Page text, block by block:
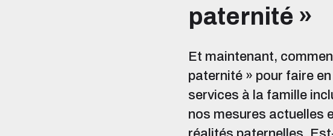
paternité »
Et maintenant,
paternité » pour faire
services à la famille
nos mesures actuelles